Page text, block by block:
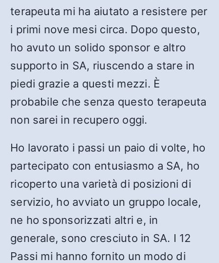
terapeuta mi ha aiutato a resistere per
i primi nove mesi circa. Dopo questo,
ho avuto un solido sponsor e altro
supporto in SA, riuscendo a stare in
piedi grazie a questi mezzi. È
probabile che senza questo terapeuta
non sarei in recupero oggi.
Ho lavorato i passi un paio di volte, ho
partecipato con entusiasmo a SA, ho
ricoperto una varietà di posizioni di
servizio, ho avviato un gruppo locale,
ne ho sponsorizzati altri e, in
generale, sono cresciuto in SA. I 12
Passi mi hanno fornito un modo di